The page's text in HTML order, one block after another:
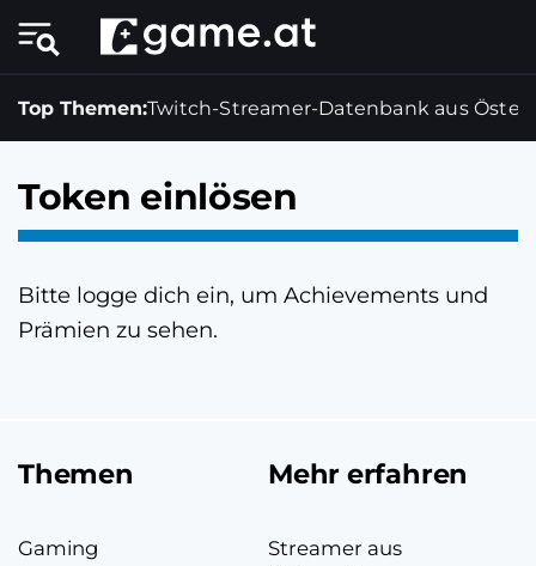
Top Themen:Twitch-Streamer-Datenbank aus
Token einlösen
Bitte logge dich ein, um Achievements und
Prämien zu sehen.
Themen
Gaming
Mehr erfahren
Streamer aus